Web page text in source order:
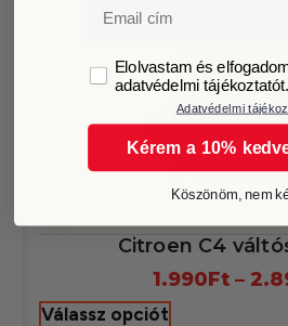
Citroen C4
1.990Ft –
Válassz opciót
Email
GDPRElolvastam és
adatvédelmi tájékoztatót.
Adatvédelmi
Kérem a 10%
Köszönöm, nem